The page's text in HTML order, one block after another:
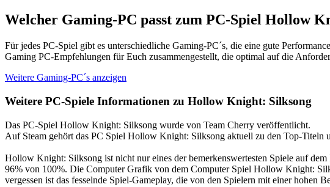
Welcher Gaming-PC passt zum PC-Spiel Hollow
Für jedes PC-Spiel gibt es unterschiedliche Gaming-PC´s, die eine gute
Gaming PC-Empfehlungen für Euch zusammengestellt, die optimal auf die
Weitere Gaming-PC´s anzeigen
Weitere PC-Spiele Informationen zu Hollow Knight: Silksong
Das PC-Spiel Hollow Knight: Silksong wurde von Team Cherry veröffentlicht.
Auf Steam gehört das PC Spiel Hollow Knight: Silksong aktuell zu den Top-Titeln
Hollow Knight: Silksong ist nicht nur eines der bemerkenswertesten Spiele auf
96% von 100%. Die Computer Grafik von dem Computer Spiel Hollow Knight:
vergessen ist das fesselnde Spiel-Gameplay, die von den Spielern mit einer